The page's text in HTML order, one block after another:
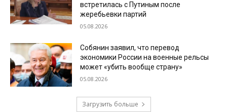
встретилась с Путиным после
жеребьевки партий
05.08.2026
Собянин заявил, что перевод
экономики России на военные рельсы
может «убить вообще страну»
05.08.2026
Загрузить больше